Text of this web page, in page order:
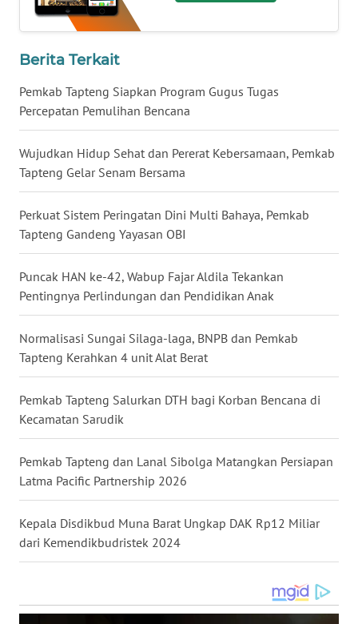
Berita Terkait
Pemkab Tapteng Siapkan Program Gugus Tugas
Percepatan Pemulihan Bencana
Wujudkan Hidup Sehat dan Pererat Kebersamaan, Pemkab
Tapteng Gelar Senam Bersama
Perkuat Sistem Peringatan Dini Multi Bahaya, Pemkab
Tapteng Gandeng Yayasan OBI
Puncak HAN ke-42, Wabup Fajar Aldila Tekankan
Pentingnya Perlindungan dan Pendidikan Anak
Normalisasi Sungai Silaga-laga, BNPB dan Pemkab
Tapteng Kerahkan 4 unit Alat Berat
Pemkab Tapteng Salurkan DTH bagi Korban Bencana di
Kecamatan Sarudik
Pemkab Tapteng dan Lanal Sibolga Matangkan Persiapan
Latma Pacific Partnership 2026
Kepala Disdikbud Muna Barat Ungkap DAK Rp12 Miliar
dari Kemendikbudristek 2024
WN
WN
MALUT
WN
DAIRI
WN
TOBA
WN
NIAS
WN
LANGKAT
WN
TAPANULI
SELATAN
WN
TANJUNG
WN